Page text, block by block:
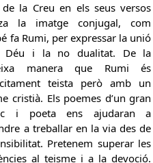
de la Creu en els seus versos
la imatge conjugal, com
fa Rumi, per expressar la unió
Déu i la no dualitat. De la
manera que Rumi és
teista però amb un
cristià. Els poemes d’un gran
i poeta ens ajudaran a
a treballar en la via des de
Pretenem superar les
al teisme i a la devoció.